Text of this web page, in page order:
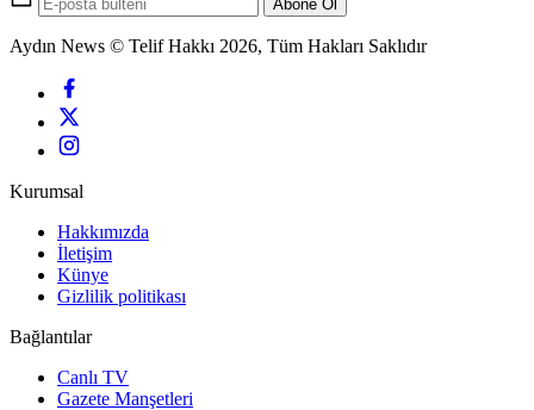
Abone Ol
Aydın News © Telif Hakkı 2026, Tüm Hakları Saklıdır
Kurumsal
Hakkımızda
İletişim
Künye
Gizlilik politikası
Bağlantılar
Canlı TV
Gazete Manşetleri